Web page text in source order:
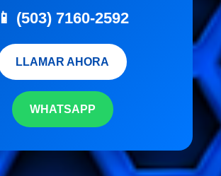
📱 (503) 7160-2592
LLAMAR AHORA
WHATSAPP